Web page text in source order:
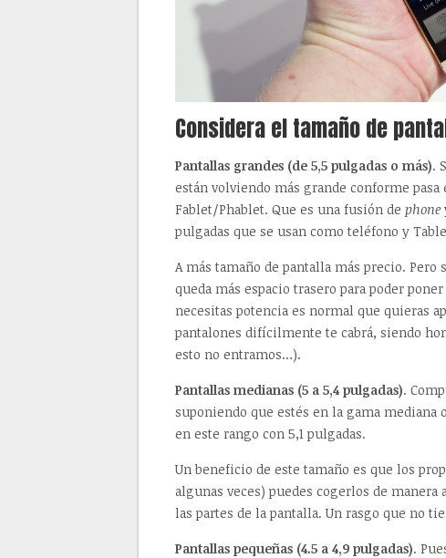
Considera el tamaño de
Pantallas grandes (de 5,5 pulgadas o más).
están volviendo más grande conforme
Fablet/Phablet. Que es una fusión de phone
pulgadas que se usan como teléfono y
A más tamaño de pantalla más precio.
queda más espacio trasero para poder
necesitas potencia es normal que quieras
pantalones difícilmente te cabrá, siendo
esto no entramos…).
Pantallas medianas (5 a 5,4 pulgadas).
suponiendo que estés en la gama mediana
en este rango con 5,1 pulgadas.
Un beneficio de este tamaño es que los
algunas veces) puedes cogerlos de
las partes de la pantalla. Un rasgo que no
Pantallas pequeñas (4.5 a 4,9 pulgadas).